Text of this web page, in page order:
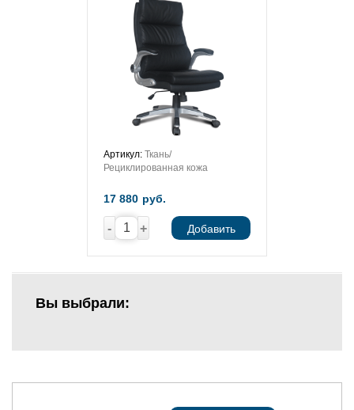
Артикул: Ткань/
Рециклированная кожа
17 880 руб.
- + Добавить
Вы выбрали: